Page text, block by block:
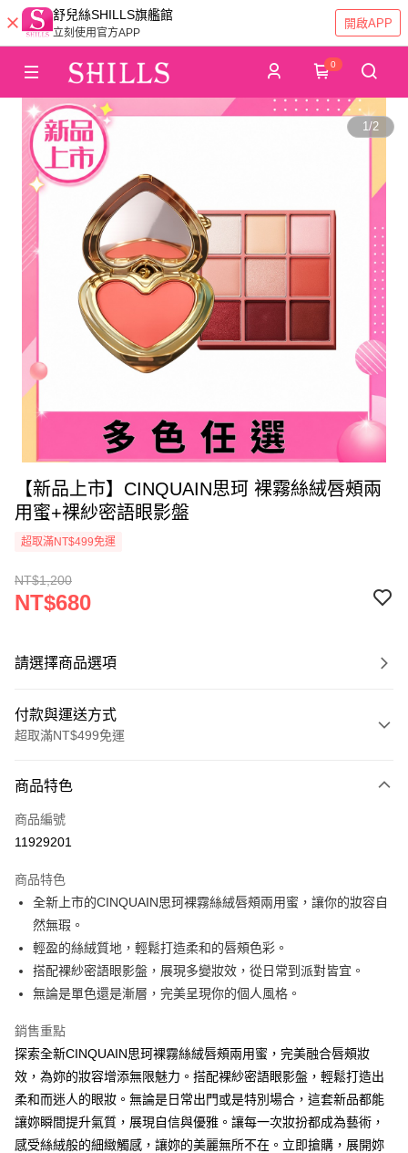
舒兒絲SHILLS旗艦館
立刻使用官方APP
開啟APP
0
1/2
【新品上市】CINQUAIN思珂 裸霧絲絨唇頰兩
用蜜+裸紗密語眼影盤
超取滿NT$499免運
NT$1,200
NT$680
請選擇商品選項
付款與運送方式
超取滿NT$499免運
信用卡一次付款
超商取貨付款
Apple Pay
街口支付
悠遊付
ATM付款
全家取貨付款
每筆NT$85，滿NT$499(含以上)免運費
付款後全家取貨
商品特色
商品編號
11929201
商品特色
全新上市的CINQUAIN思珂裸霧絲絨唇頰兩用蜜，讓你的妝容自
然無瑕。
輕盈的絲絨質地，輕鬆打造柔和的唇頰色彩。
搭配裸紗密語眼影盤，展現多變妝效，從日常到派對皆宜。
無論是單色還是漸層，完美呈現你的個人風格。
銷售重點
探索全新CINQUAIN思珂裸霧絲絨唇頰兩用蜜，完美融合唇頰妝
效，為妳的妝容增添無限魅力。搭配裸紗密語眼影盤，輕鬆打造出
柔和而迷人的眼妝。無論是日常出門或是特別場合，這套新品都能
讓妳瞬間提升氣質，展現自信與優雅。讓每一次妝扮都成為藝術，
感受絲絨般的細緻觸感，讓妳的美麗無所不在。立即搶購，展開妳